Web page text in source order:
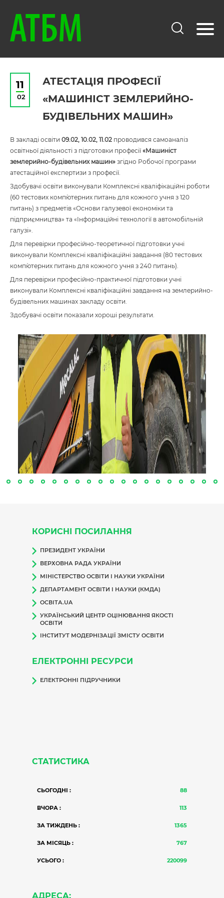
11
02
АТЕСТАЦІЯ ПРОФЕСІЇ
«МАШИНІСТ ЗЕМЛЕРИЙНО-
БУДІВЕЛЬНИХ МАШИН»
В закладі освіти 09.02, 10.02, 11.02 проводився самоаналіз
освітньої діяльності з підготовки професії «Машиніст
землерийно-будівельних машин» згідно Робочої програми
атестаційної експертизи з професії.
Здобувачі освіти виконували Комплексні кваліфікаційні роботи
(60 тестових комп`ютерних питань для кожного учня з 120
питань) з предметів «Основи галузевої економіки та
підприємництва» та «Інформаційні технології в автомобільній
галузі».
Для перевірки професійно-теоретичної підготовки учні
виконували Комплексні кваліфікаційні завдання (80 тестових
комп`ютерних питань для кожного учня з 240 питань).
Для перевірки професійно-практичної підготовки учні
виконували Комплексні кваліфікаційні завдання на землерийно-
будівельних машинах закладу освіти.
Здобувачі освіти показали хороші результати.
КОРИСНІ ПОСИЛАННЯ
ПРЕЗИДЕНТ УКРАЇНИ
ВЕРХОВНА РАДА УКРАЇНИ
МІНІСТЕРСТВО ОСВІТИ І НАУКИ УКРАЇНИ
ДЕПАРТАМЕНТ ОСВІТИ І НАУКИ (КМДА)
ОСВІТА.UA
УКРАЇНСЬКИЙ ЦЕНТР ОЦІНЮВАННЯ ЯКОСТІ
ОСВІТИ
ІНСТИТУТ МОДЕРНІЗАЦІЇ ЗМІСТУ ОСВІТИ
ЕЛЕКТРОННІ РЕСУРСИ
ЕЛЕКТРОННІ ПІДРУЧНИКИ
СТАТИСТИКА
СЬОГОДНІ : 88
ВЧОРА : 113
ЗА ТИЖДЕНЬ : 1365
ЗА МІСЯЦЬ : 767
УСЬОГО : 220099
АДРЕСА: